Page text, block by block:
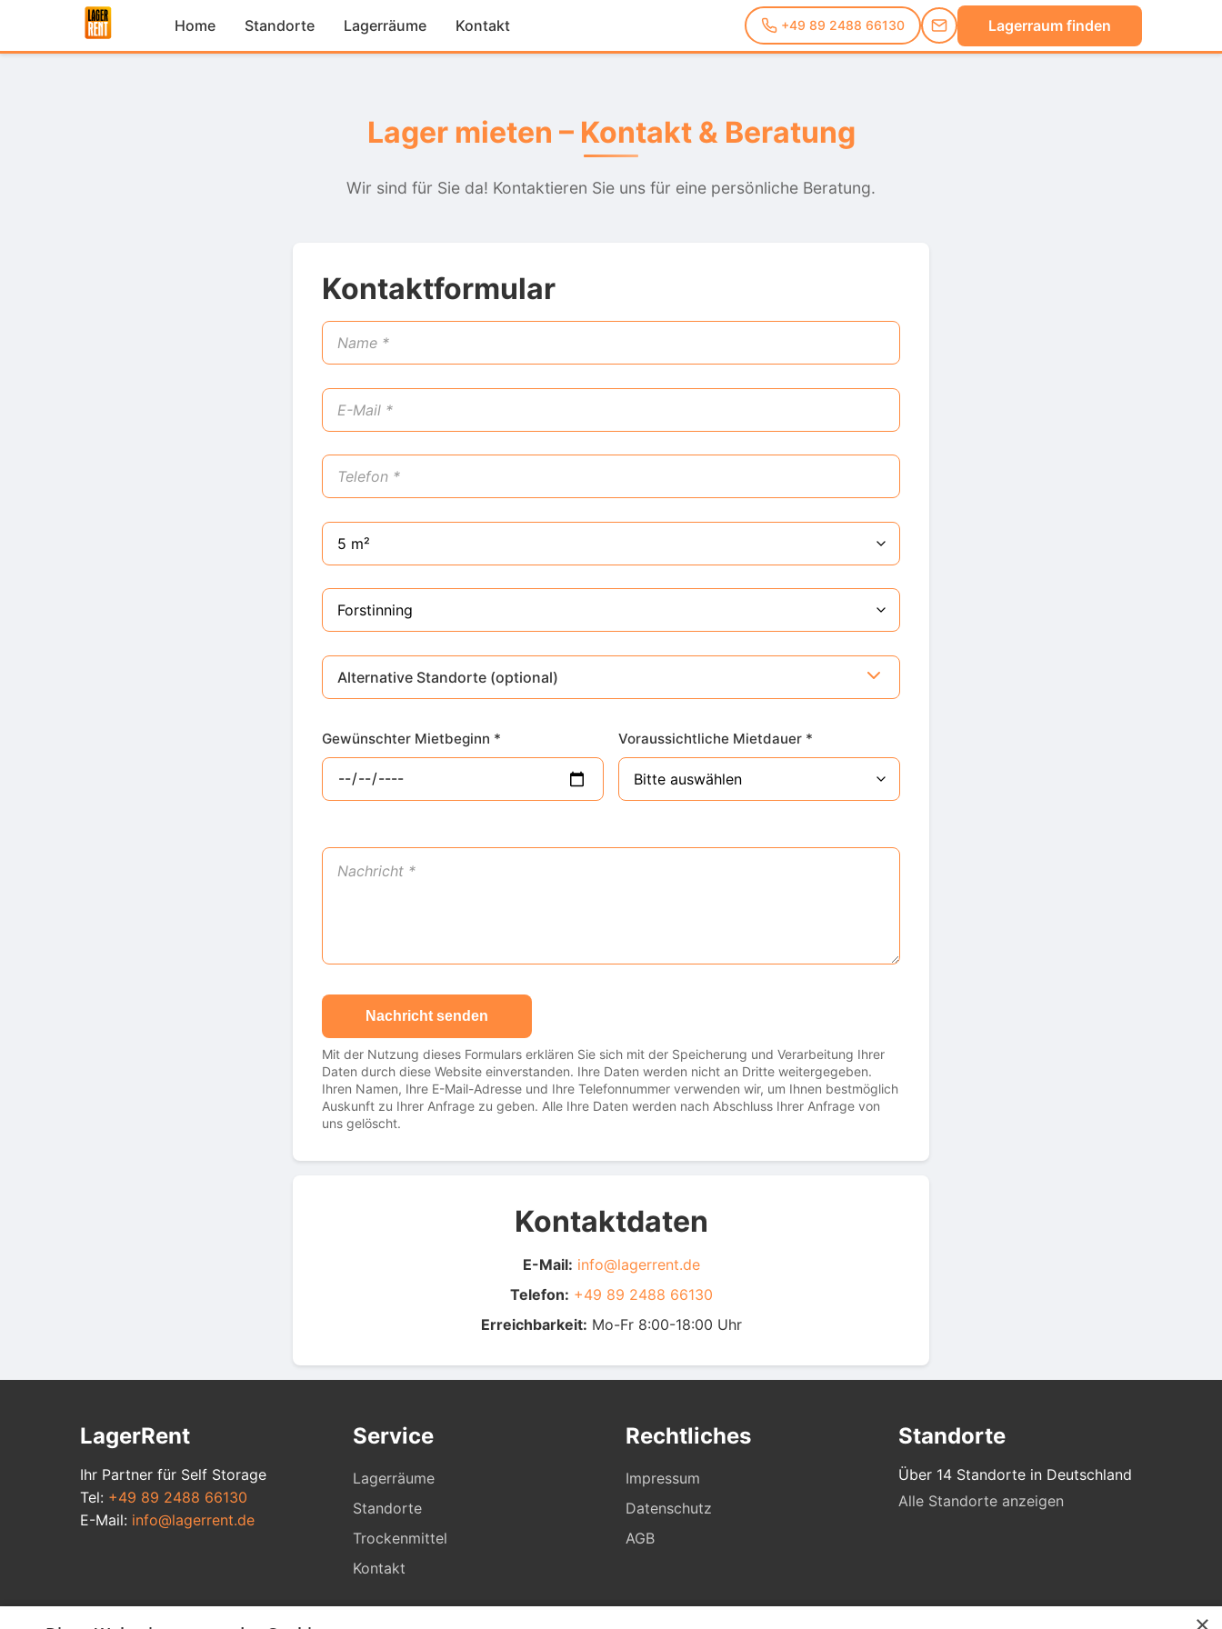
Home Standorte Lagerräume Kontakt +49 89 2488 66130 Lagerraum finden
Lager mieten – Kontakt & Beratung
Wir sind für Sie da! Kontaktieren Sie uns für eine persönliche Beratung.
Kontaktformular
Alternative Standorte (optional)
Gewünschter Mietbeginn * Voraussichtliche Mietdauer *
Nachricht senden
Mit der Nutzung dieses Formulars erklären Sie sich mit der Speicherung und Verarbeitung Ihrer
Daten durch diese Website einverstanden. Ihre Daten werden nicht an Dritte weitergegeben.
Ihren Namen, Ihre E-Mail-Adresse und Ihre Telefonnummer verwenden wir, um Ihnen bestmöglich
Auskunft zu Ihrer Anfrage zu geben. Alle Ihre Daten werden nach Abschluss Ihrer Anfrage von
uns gelöscht.
Kontaktdaten
E-Mail: info@lagerrent.de
Telefon: +49 89 2488 66130
Erreichbarkeit: Mo-Fr 8:00-18:00 Uhr
LagerRent
Ihr Partner für Self Storage
Tel: +49 89 2488 66130
E-Mail: info@lagerrent.de
Service
Lagerräume
Standorte
Trockenmittel
Kontakt
Rechtliches
Impressum
Datenschutz
AGB
Standorte
Über 14 Standorte in Deutschland
Alle Standorte anzeigen